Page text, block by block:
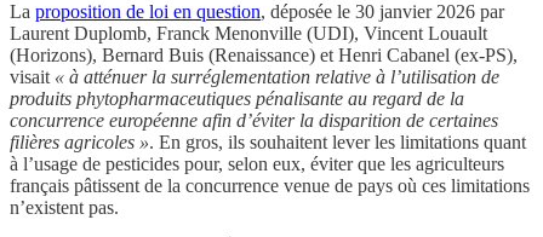
La proposition de loi en question, déposée le 30 janvier 2026 par
Laurent Duplomb, Franck Menonville (UDI), Vincent Louault
(Horizons), Bernard Buis (Renaissance) et Henri Cabanel (ex-PS),
visait « à atténuer la surréglementation relative à l’utilisation de
produits phytopharmaceutiques pénalisante au regard de la
concurrence européenne afin d’éviter la disparition de certaines
filières agricoles ». En gros, ils souhaitent lever les limitations quant
à l’usage de pesticides pour, selon eux, éviter que les agriculteurs
français pâtissent de la concurrence venue de pays où ces limitations
n’existent pas.